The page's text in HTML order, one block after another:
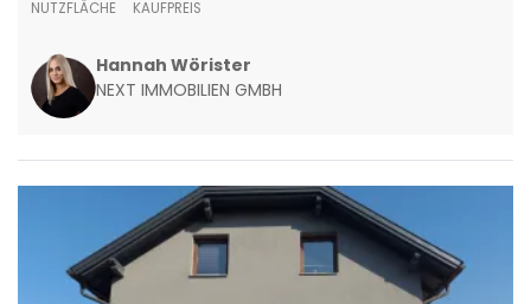
NUTZFLÄCHE KAUFPREIS
Hannah Wörister
NEXT IMMOBILIEN GMBH